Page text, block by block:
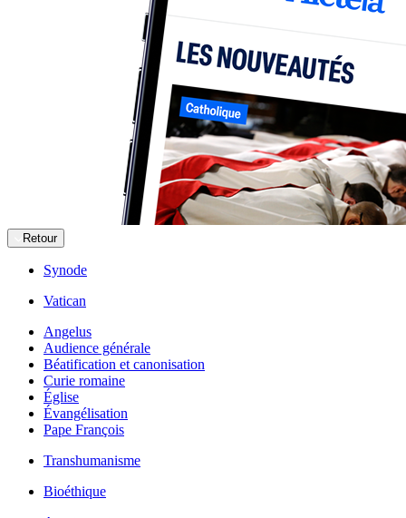
Retour
Synode
Vatican
Angelus
Audience générale
Béatification et canonisation
Curie romaine
Église
Évangélisation
Pape François
Transhumanisme
Bioéthique